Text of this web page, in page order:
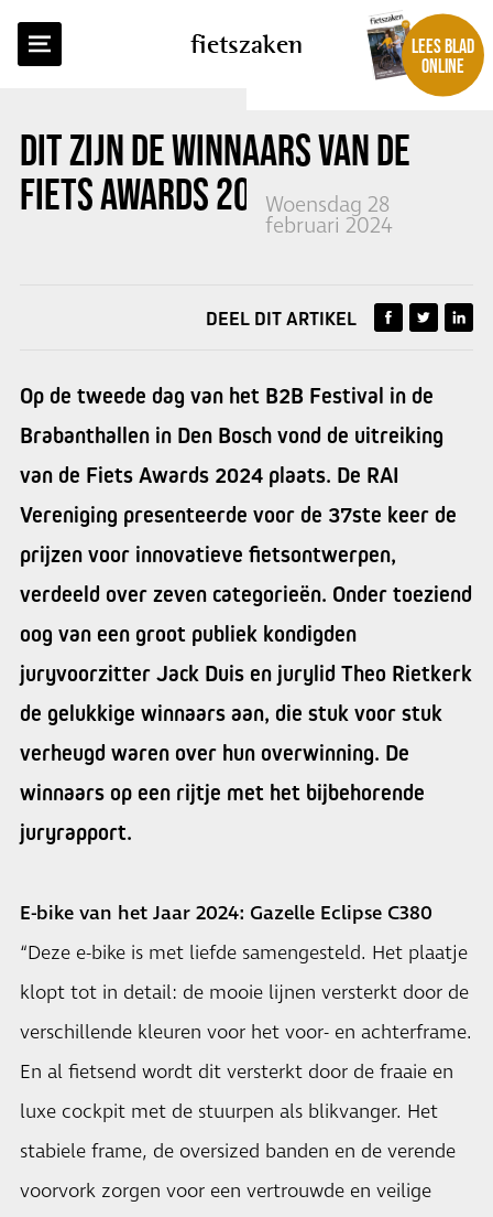
fietszaken
LEES BLAD
ONLINE
DIT ZIJN DE WINNAARS VAN DE
FIETS AWARDS 2024Woensdag 28
februari 2024
TERUG NAAR OVERZICHT
DEEL DIT ARTIKEL
Op de tweede dag van het B2B Festival in de
Brabanthallen in Den Bosch vond de uitreiking
van de Fiets Awards 2024 plaats. De RAI
Vereniging presenteerde voor de 37ste keer de
prijzen voor innovatieve fietsontwerpen,
verdeeld over zeven categorieën. Onder toeziend
oog van een groot publiek kondigden
juryvoorzitter Jack Duis en jurylid Theo Rietkerk
de gelukkige winnaars aan, die stuk voor stuk
verheugd waren over hun overwinning. De
winnaars op een rijtje met het bijbehorende
juryrapport.
E-bike van het Jaar 2024: Gazelle Eclipse C380
“Deze e-bike is met liefde samengesteld. Het plaatje
klopt tot in detail: de mooie lijnen versterkt door de
verschillende kleuren voor het voor- en achterframe.
En al fietsend wordt dit versterkt door de fraaie en
luxe cockpit met de stuurpen als blikvanger. Het
stabiele frame, de oversized banden en de verende
voorvork zorgen voor een vertrouwde en veilige